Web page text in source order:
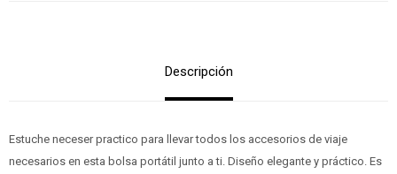
Descripción
Estuche neceser practico para llevar todos los accesorios de viaje
necesarios en esta bolsa portátil junto a ti. Diseño elegante y práctico. Es